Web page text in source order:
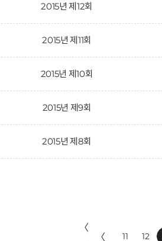
2015년 제12회
2015년 제11회
2015년 제10회
2015년 제9회
2015년 제8회
〈
〈 11 12